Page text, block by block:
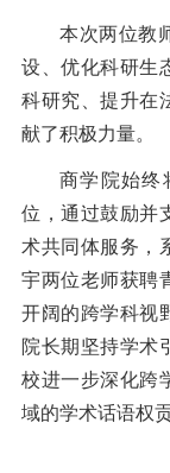
本次两位教
设、优化科研生
科研究、提升在
献了积极力量。
商学院始终
位，通过鼓励并
术共同体服务，
宇两位老师获聘
开阔的跨学科视
院长期坚持学术
校进一步深化跨
域的学术话语权